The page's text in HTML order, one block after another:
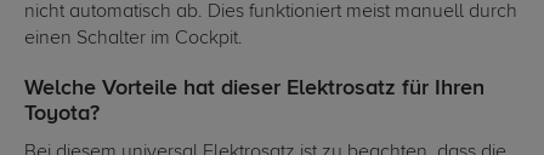
nicht automatisch ab. Dies funktioniert meist manuell durch
einen Schalter im Cockpit.
Welche Vorteile hat dieser Elektrosatz für Ihren
Toyota?